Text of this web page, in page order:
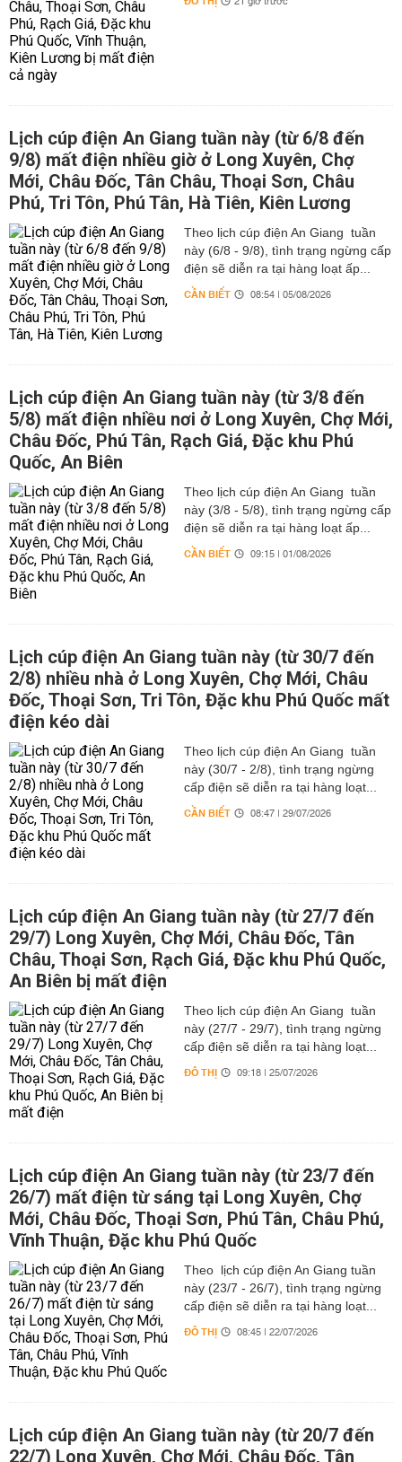
Lịch cúp điện An Giang tuần này (từ 6/8 đến
9/8) mất điện nhiều giờ ở Long Xuyên, Chợ
Mới, Châu Đốc, Tân Châu, Thoại Sơn, Châu
Phú, Tri Tôn, Phú Tân, Hà Tiên, Kiên Lương
Theo lịch cúp điện An Giang tuần
này (6/8 - 9/8), tình trạng ngừng cấp
điện sẽ diễn ra tại hàng loạt ấp...
CẦN BIẾT 08:54 | 05/08/2026
Lịch cúp điện An Giang tuần này (từ 3/8 đến
5/8) mất điện nhiều nơi ở Long Xuyên, Chợ Mới,
Châu Đốc, Phú Tân, Rạch Giá, Đặc khu Phú
Quốc, An Biên
Theo lịch cúp điện An Giang tuần
này (3/8 - 5/8), tình trạng ngừng cấp
điện sẽ diễn ra tại hàng loạt ấp...
CẦN BIẾT 09:15 | 01/08/2026
Lịch cúp điện An Giang tuần này (từ 30/7 đến
2/8) nhiều nhà ở Long Xuyên, Chợ Mới, Châu
Đốc, Thoại Sơn, Tri Tôn, Đặc khu Phú Quốc mất
điện kéo dài
Theo lịch cúp điện An Giang tuần
này (30/7 - 2/8), tình trạng ngừng
cấp điện sẽ diễn ra tại hàng loạt...
CẦN BIẾT 08:47 | 29/07/2026
Lịch cúp điện An Giang tuần này (từ 27/7 đến
29/7) Long Xuyên, Chợ Mới, Châu Đốc, Tân
Châu, Thoại Sơn, Rạch Giá, Đặc khu Phú Quốc,
An Biên bị mất điện
Theo lịch cúp điện An Giang tuần
này (27/7 - 29/7), tình trạng ngừng
cấp điện sẽ diễn ra tại hàng loạt...
ĐÔ THỊ 09:18 | 25/07/2026
Lịch cúp điện An Giang tuần này (từ 23/7 đến
26/7) mất điện từ sáng tại Long Xuyên, Chợ
Mới, Châu Đốc, Thoại Sơn, Phú Tân, Châu Phú,
Vĩnh Thuận, Đặc khu Phú Quốc
Theo lịch cúp điện An Giang tuần
này (23/7 - 26/7), tình trạng ngừng
cấp điện sẽ diễn ra tại hàng loạt...
ĐÔ THỊ 08:45 | 22/07/2026
Lịch cúp điện An Giang tuần này (từ 20/7 đến
22/7) Long Xuyên, Chợ Mới, Châu Đốc, Tân